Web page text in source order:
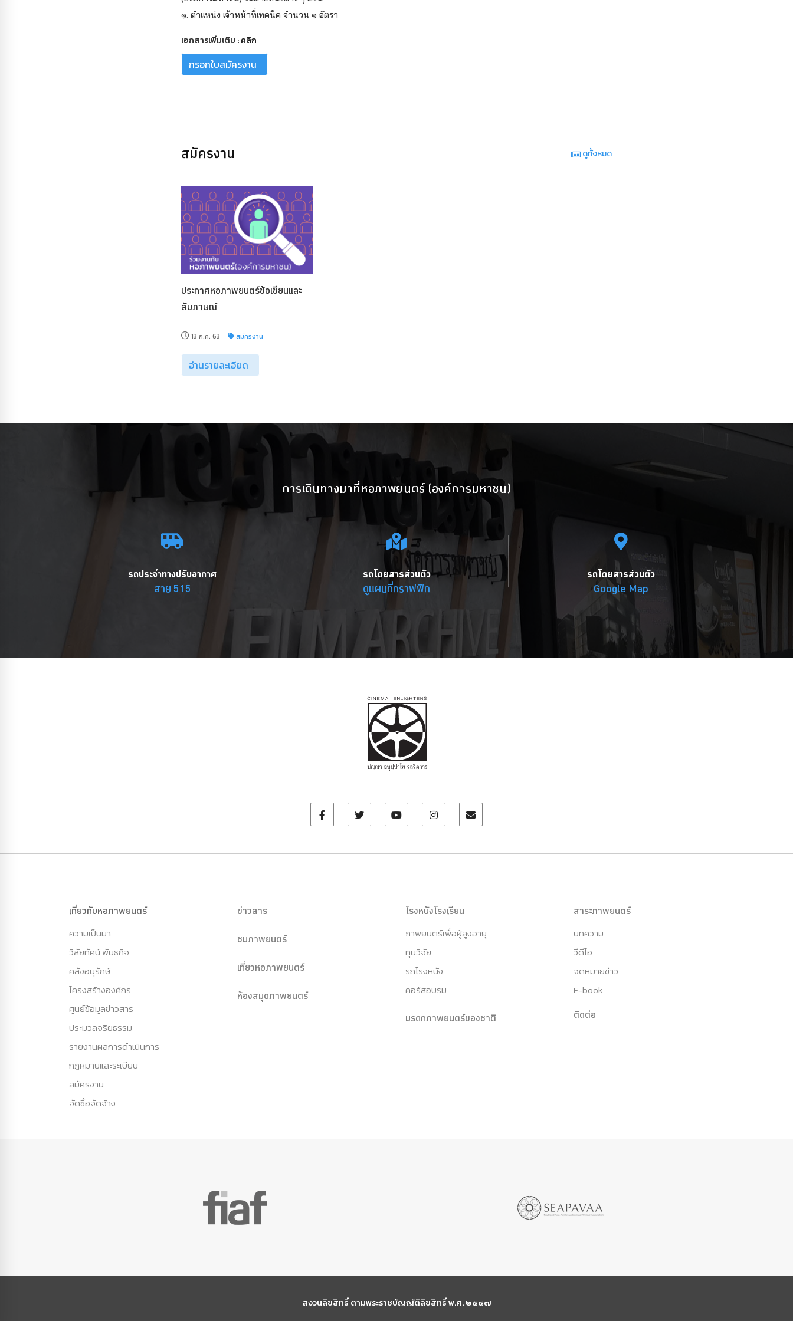
๑. ตำแหน่ง เจ้าหน้าที่เทคนิค จำนวน ๑ อัตรา
เอกสารเพิ่มเติม :คลิก
กรอกใบสมัครงาน
สมัครงาน ดูทั้งหมด
ประกาศหอภาพยนตร์ข้อเขียนและ
สัมภาษณ์
13 ก.ค. 63 สมัครงาน
อ่านรายละเอียด
การเดินทางมาที่หอภาพยนตร์ (องค์การมหาชน)
รถประจำทางปรับอากาศ
สาย 515
รถโดยสารส่วนตัว
ดูแผนที่กราฟฟิก
รถโดยสารส่วนตัว
Google Map
เกี่ยวกับหอภาพยนตร์
ความเป็นมา
วิสัยทัศน์ พันธกิจ
คลังอนุรักษ์
โครงสร้างองค์กร
ศูนย์ข้อมูลข่าวสาร
ประมวลจริยธรรม
รายงานผลการดำเนินการ
กฏหมายและระเบียบ
สมัครงาน
จัดซื้อจัดจ้าง
ข่าวสาร
ชมภาพยนตร์
เที่ยวหอภาพยนตร์
ห้องสมุดภาพยนตร์
โรงหนังโรงเรียน
ภาพยนตร์เพื่อผู้สูงอายุ
ทุนวิจัย
รถโรงหนัง
คอร์สอบรม
มรดกภาพยนตร์ของชาติ
สาระภาพยนตร์
บทความ
วีดีโอ
จดหมายข่าว
E-book
ติดต่อ
สงวนลิขสิทธิ์ ตามพระราชบัญญัติลิขสิทธิ์ พ.ศ. ๒๕๔๗